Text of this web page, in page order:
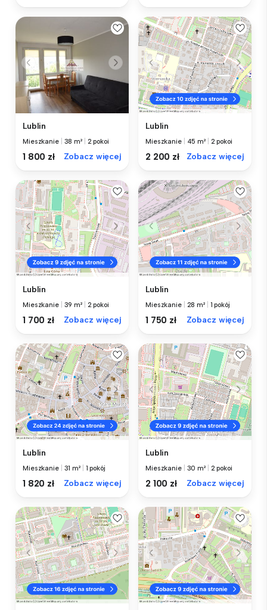
Lublin
Mieszkanie 38 m² 2 pokoi
1 800 zł Zobacz więcej
Lublin
Mieszkanie 45 m² 2 pokoi
2 200 zł Zobacz więcej
Lublin
Mieszkanie 39 m² 2 pokoi
1 700 zł Zobacz więcej
Lublin
Mieszkanie 28 m² 1 pokój
1 750 zł Zobacz więcej
Lublin
Mieszkanie 31 m² 1 pokój
1 820 zł Zobacz więcej
Lublin
Mieszkanie 30 m² 2 pokoi
2 100 zł Zobacz więcej